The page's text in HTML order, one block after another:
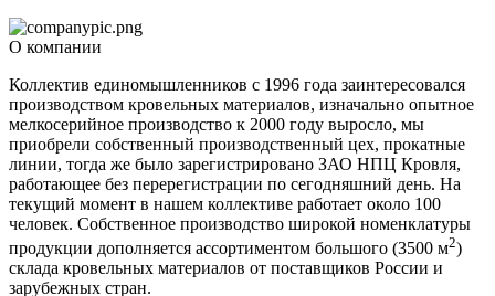
О компании
Коллектив единомышленников с 1996 года заинтересовался
производством кровельных материалов, изначально опытное
мелкосерийное производство к 2000 году выросло, мы
приобрели собственный производственный цех, прокатные
линии, тогда же было зарегистрировано ЗАО НПЦ Кровля,
работающее без перерегистрации по сегодняшний день. На
текущий момент в нашем коллективе работает около 100
человек. Собственное производство широкой номенклатуры
продукции дополняется ассортиментом большого (3500 м2)
склада кровельных материалов от поставщиков России и
зарубежных стран.